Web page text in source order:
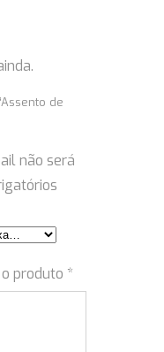
de
não será
produto *